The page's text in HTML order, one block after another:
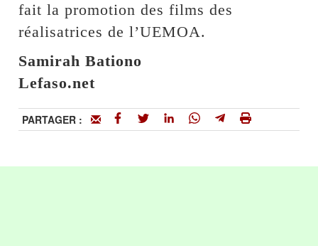
fait la promotion des films des
réalisatrices de l’UEMOA.
Samirah Bationo
Lefaso.net
PARTAGER :